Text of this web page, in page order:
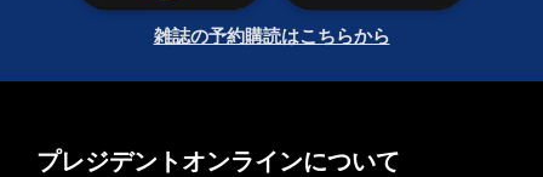
雑誌の予約購読はこちらから
プレジデントオンラインについて